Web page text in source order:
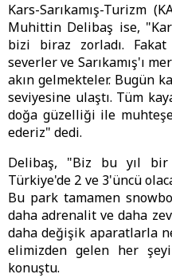
Kars-Sarıkamış-Turizm
Muhittin Delibaş ise,
bizi biraz zorladı. Fakat
severler ve Sarıkamış'ı
akın gelmekteler. Bugün
seviyesine ulaştı. Tüm
doğa güzelliği ile
ederiz" dedi.
Delibaş, "Biz bu yıl bir
Türkiye'de 2 ve 3'üncü
Bu park tamamen
daha adrenalit ve daha
daha değişik aparatlarla
elimizden gelen her
konuştu.